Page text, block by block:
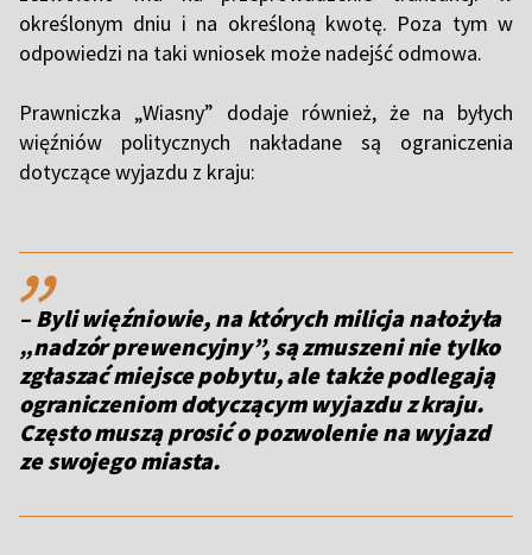
określonym dniu i na określoną kwotę. Poza tym w
odpowiedzi na taki wniosek może nadejść odmowa.
Prawniczka „Wiasny” dodaje również, że na byłych
więźniów politycznych nakładane są ograniczenia
dotyczące wyjazdu z kraju:
,,
– Byli więźniowie, na których milicja nałożyła
„nadzór prewencyjny”, są zmuszeni nie tylko
zgłaszać miejsce pobytu, ale także podlegają
ograniczeniom dotyczącym wyjazdu z kraju.
Często muszą prosić o pozwolenie na wyjazd
ze swojego miasta.